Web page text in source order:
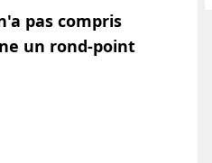
pas compris
un rond-point